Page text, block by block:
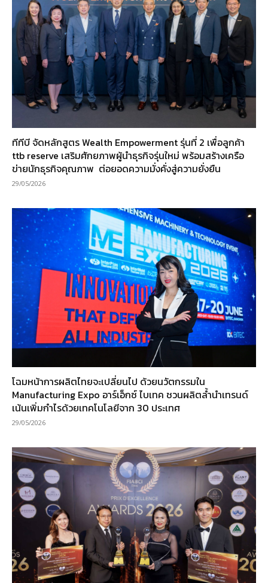
ทีทีบี จัดหลักสูตร Wealth Empowerment รุ่นที่ 2 เพื่อลูกค้า
ttb reserve เสริมศักยภาพผู้นำธุรกิจรุ่นใหม่ พร้อมสร้างเครือ
ข่ายนักธุรกิจคุณภาพ ต่อยอดความมั่งคั่งสู่ความยั่งยืน
29/05/2026
โฉมหน้าการผลิตไทยจะเปลี่ยนไป ด้วยนวัตกรรมใน
Manufacturing Expo อาร์เอ็กซ์ ไบเทค ชวนผลิตล้ำนำเทรนด์
เน้นเพิ่มกำไรด้วยเทคโนโลยีจาก 30 ประเทศ
29/05/2026